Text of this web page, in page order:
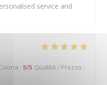
service and
: 5/5 Qualità / Prezzo :